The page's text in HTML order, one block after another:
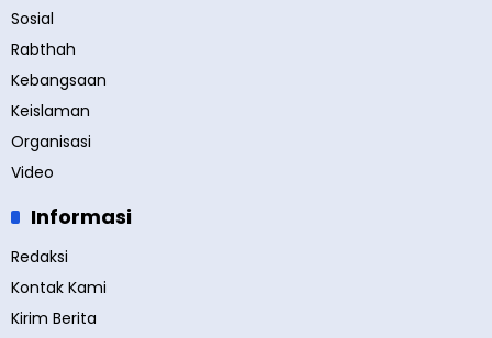
Sosial
Rabthah
Kebangsaan
Keislaman
Organisasi
Video
Informasi
Redaksi
Kontak Kami
Kirim Berita